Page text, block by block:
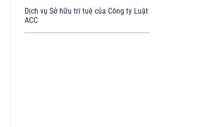
Dịch vụ Sở hữu trí tuệ của Công ty Luật
ACC